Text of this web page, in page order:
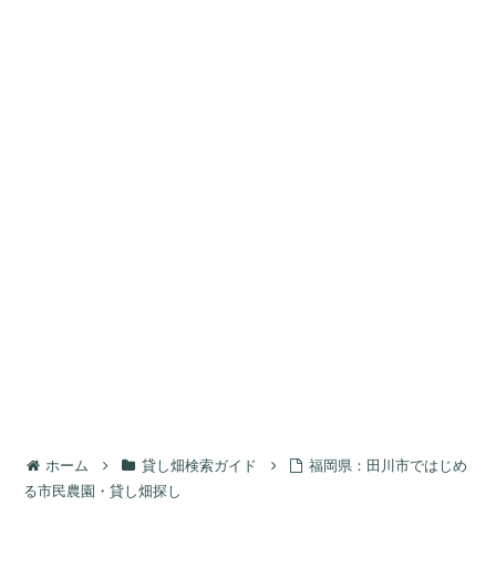
ホーム 貸し畑検索ガイド
福岡県：田川市ではじめ
る市民農園・貸し畑探し